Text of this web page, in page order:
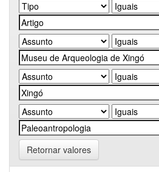
Retornar valores